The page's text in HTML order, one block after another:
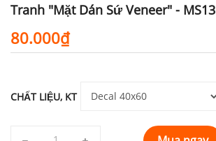
Tranh "Mặt Dán Sứ Veneer" - MS13
80.000₫
CHẤT LIỆU, KT